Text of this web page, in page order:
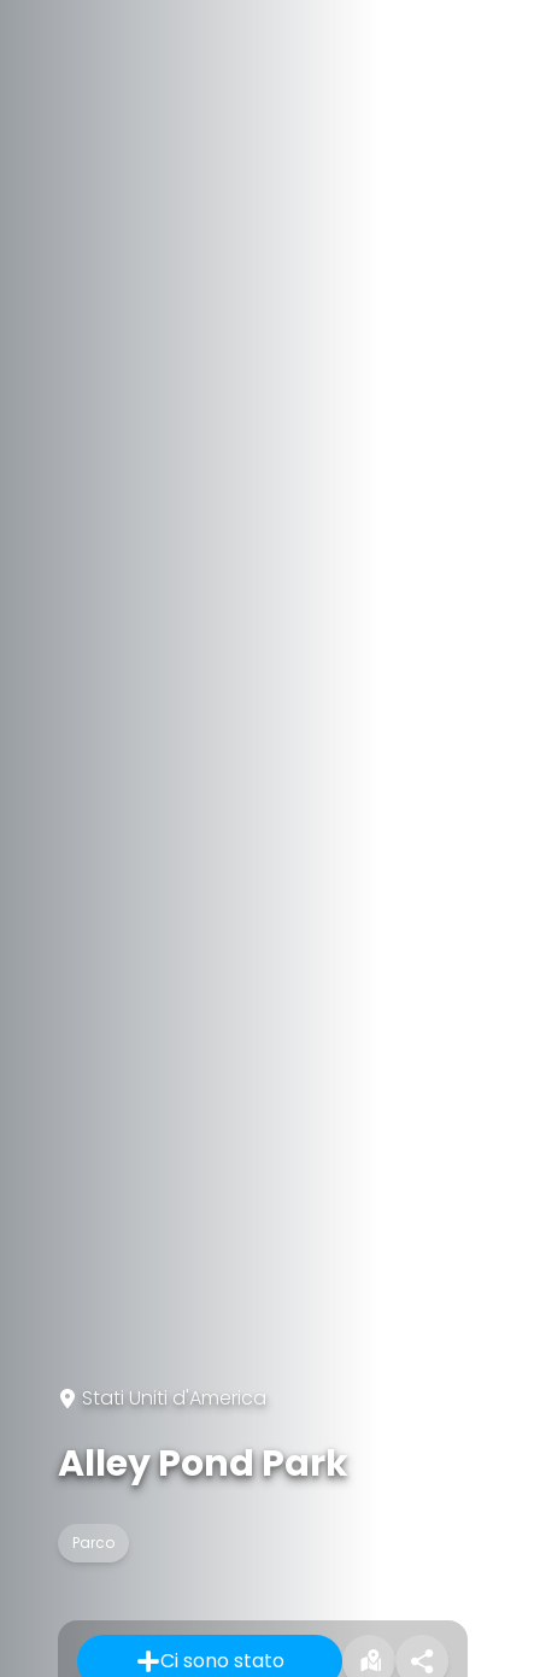
Stati Uniti d'America
Alley Pond Park
Parco
Ci sono stato